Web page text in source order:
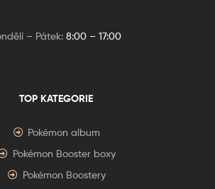
– Pátek: 8:00 – 17:00
TOP KATEGORIE
Pokémon album
Pokémon Booster boxy
Pokémon Boostery